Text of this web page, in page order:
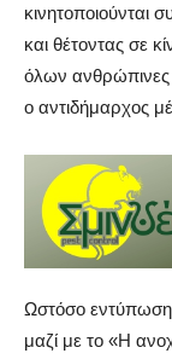
κινητοποιούνται
και θέτοντας σε
όλων ανθρώπινες
ο αντιδήμαρχος
Ωστόσο εντύπωση
μαζί με το «Η